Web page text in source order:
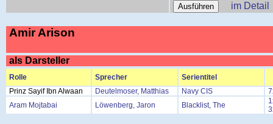
im Detail
Amir Arison
als Darsteller
Rolle Sprecher
Serientitel
Prinz Sayif Ibn Alwaan
Deutelmoser, Matthias Navy CIS
Aram Mojtabai
Löwenberg, Jaron Blacklist, The